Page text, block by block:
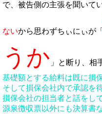
で、被告側の主張を聞いて
ないから思わずちぃにぃが「
うか 」と断り、相
基礎額とする給料は既に損
そして損保会社内で承認を
損保会社の担当者と話をし
源泉徴収票以外にも決算書